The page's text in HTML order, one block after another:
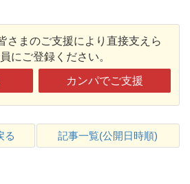
さまのご支援により直接支えら
にご登録ください。
カンパでご支援
る 記事一覧(公開日時順)